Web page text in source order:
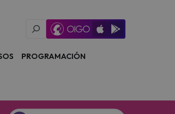
Oigo Radio App
Available on iOS
Available on
PROGRAMACIÓN